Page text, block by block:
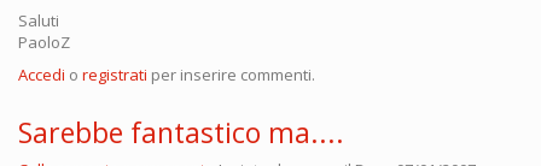
Saluti
PaoloZ
Accedi o registrati per inserire commenti.
Sarebbe fantastico ma....